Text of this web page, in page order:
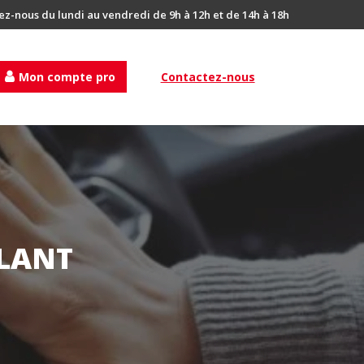
nous du lundi au vendredi de 9h à 12h et de 14h à 18h
Mon compte pro Contactez-nous